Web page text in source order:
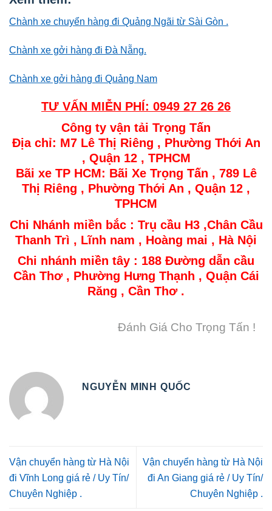
Chành xe chuyển hàng đi Quảng Ngãi từ Sài Gòn .
Chành xe gởi hàng đi Đà Nẵng.
Chành xe gởi hàng đi Quảng Nam
TƯ VẤN MIỄN PHÍ: 0949 27 26 26
Công ty vận tải Trọng Tấn
Địa chỉ: M7 Lê Thị Riêng , Phường Thới An
, Quận 12 , TPHCM
Bãi xe TP HCM: Bãi Xe Trọng Tấn , 789 Lê
Thị Riêng , Phường Thới An , Quận 12 ,
TPHCM
Chi Nhánh miền bắc : Trụ cầu H3 ,Chân Cầu
Thanh Trì , Lĩnh nam , Hoàng mai , Hà Nội
Chi nhánh miền tây : 188 Đường dẫn cầu
Cần Thơ , Phường Hưng Thạnh , Quận Cái
Răng , Cần Thơ .
Đánh Giá Cho Trọng Tấn !
NGUYỄN MINH QUỐC
Vận chuyển hàng từ Hà Nội
đi Vĩnh Long giá rẻ / Uy Tín/
Chuyên Nghiệp .
Vận chuyển hàng từ Hà Nội
đi An Giang giá rẻ / Uy Tín/
Chuyên Nghiệp .